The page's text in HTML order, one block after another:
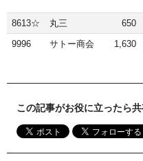
8613☆
丸三 650
9996
サトー商会 1,630
この記事がお役に立ったら